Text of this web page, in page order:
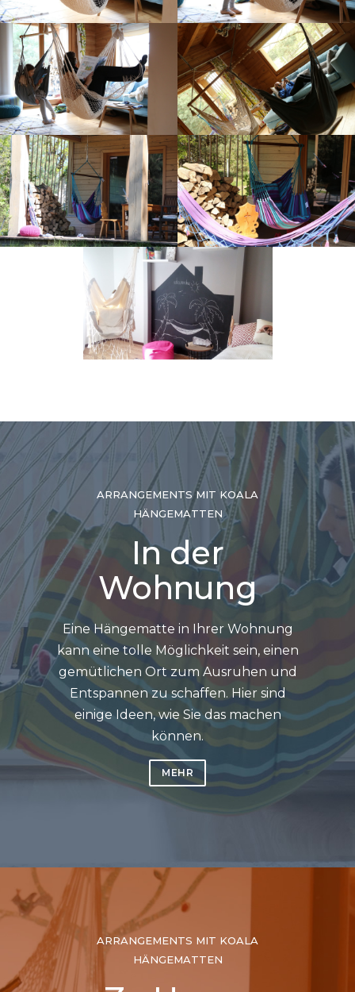
ARRANGEMENTS MIT KOALA
HÄNGEMATTEN
In der
Wohnung
Eine Hängematte in Ihrer Wohnung
kann eine tolle Möglichkeit sein, einen
gemütlichen Ort zum Ausruhen und
Entspannen zu schaffen. Hier sind
einige Ideen, wie Sie das machen
können.
MEHR
ARRANGEMENTS MIT KOALA
HÄNGEMATTEN